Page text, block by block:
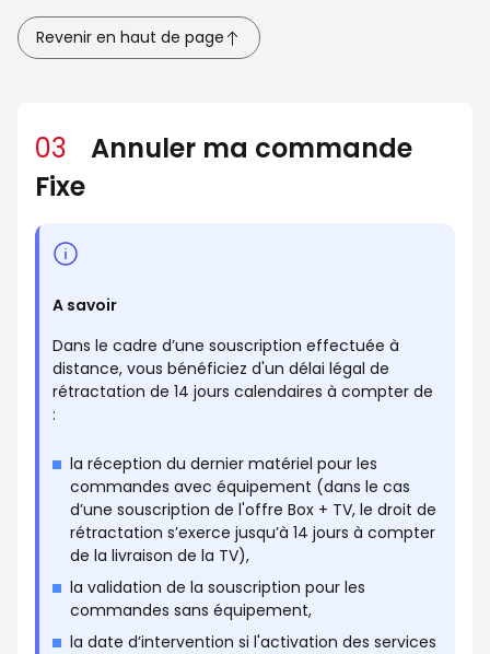
Revenir en haut de page
03
Annuler ma commande
Fixe
A savoir
Dans le cadre d’une souscription effectuée à
distance, vous bénéficiez d'un délai légal de
rétractation de 14 jours calendaires à compter de
:
la réception du dernier matériel pour les
commandes avec équipement (dans le cas
d’une souscription de l'offre Box + TV, le droit de
rétractation s’exerce jusqu’à 14 jours à compter
de la livraison de la TV),
la validation de la souscription pour les
commandes sans équipement,
la date d’intervention si l'activation des services